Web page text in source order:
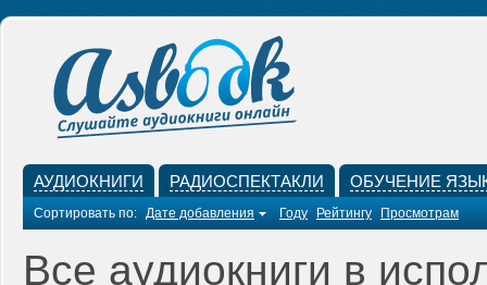
АУДИОКНИГИ РАДИОСПЕКТАКЛИ ОБУЧЕНИЕ
Сортировать по: Дате добавления Году Рейтингу Просмотрам
Все аудиокниги в